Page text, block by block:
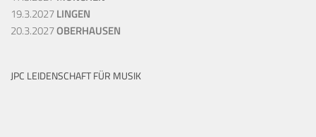
19.3.2027LINGEN
20.3.2027OBERHAUSEN
JPC LEIDENSCHAFT FÜR MUSIK